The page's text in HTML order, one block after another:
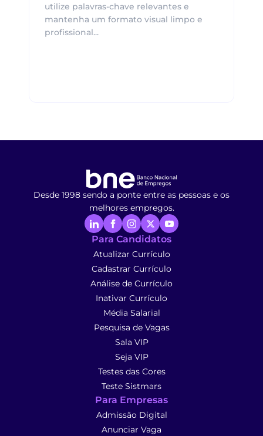
utilize palavras-chave relevantes e
mantenha um formato visual limpo e
profissional...
Desde 1998 sendo a ponte entre as pessoas e os
melhores empregos.
Para Candidatos
Atualizar Currículo
Cadastrar Currículo
Análise de Currículo
Inativar Currículo
Média Salarial
Pesquisa de Vagas
Sala VIP
Seja VIP
Testes das Cores
Teste Sistmars
Para Empresas
Admissão Digital
Anunciar Vaga